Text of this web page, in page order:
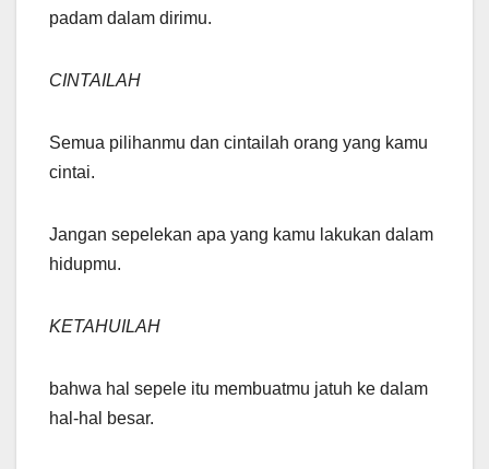
padam dalam dirimu.
CINTAILAH
Semua pilihanmu dan cintailah orang yang kamu
cintai.
Jangan sepelekan apa yang kamu lakukan dalam
hidupmu.
KETAHUILAH
bahwa hal sepele itu membuatmu jatuh ke dalam
hal-hal besar.